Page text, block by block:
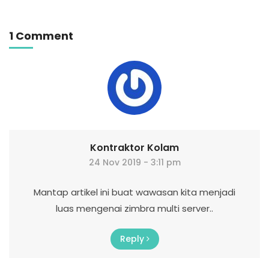
1 Comment
Kontraktor Kolam
24 Nov 2019 - 3:11 pm
Mantap artikel ini buat wawasan kita menjadi
luas mengenai zimbra multi server..
Reply